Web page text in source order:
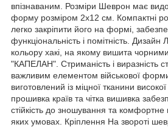
впізнаваним. Розміри Шеврон має
форму розміром 2х12 см. Компактні
легко закріпити його на формі,
функціональність і помітність.
кольору хакі, на якому вишита
"КАПЕЛАН". Стриманість і виразність
важливим елементом військової
виготовлений із міцної тканини
прошивка країв та чітка вишивка
стійкість до зношування та
яких умовах. Кріплення На звороті